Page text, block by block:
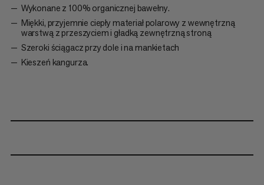
Wykonane z 100% organicznej bawełny.
Miękki, przyjemnie ciepły materiał polarowy z wewnętrzną
warstwą z przeszyciem i gładką zewnętrzną stroną
Szeroki ściągacz przy dole i na mankietach
Kieszeń kangurza.